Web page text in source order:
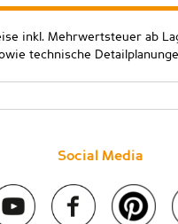
inkl. Mehrwertsteuer ab
technische
Social Media